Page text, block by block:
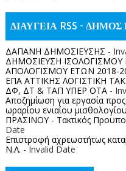
ΔΙΑΥΓΕΙΑ RSS -
ΔΑΠΑΝΗ ΔΗΜΟΣΙΕΥΣΗΣ -
ΔΗΜΟΣΙΕΥΣΗ
ΑΠΟΛΟΓΙΣΜΟΥ ΕΤΩΝ 2018-
ΕΠΑ ΑΤΤΙΚΗΣ ΛΟΓΙΣΤΙΚΗ
ΔΦ, ΔΤ & ΤΑΠ ΥΠΕΡ ΟΤΑ-
Αποζημίωση για εργασία
ωραρίου ενιαίου
ΠΡΑΣΙΝΟΥ - Τακτικός
Date
Επιστροφή αχρεωστήτως
Ν.Λ. - Invalid Date